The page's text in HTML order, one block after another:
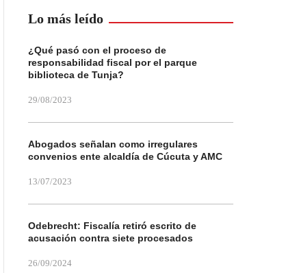
Lo más leído
¿Qué pasó con el proceso de
responsabilidad fiscal por el parque
biblioteca de Tunja?
29/08/2023
Abogados señalan como irregulares
convenios ente alcaldía de Cúcuta y AMC
13/07/2023
Odebrecht: Fiscalía retiró escrito de
acusación contra siete procesados
26/09/2024